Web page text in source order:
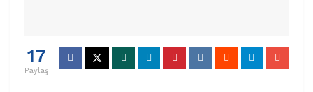
17
Paylaş